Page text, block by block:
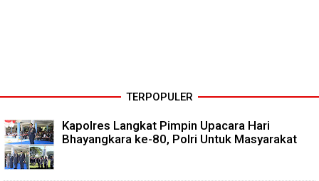
TERPOPULER
Kapolres Langkat Pimpin Upacara Hari
Bhayangkara ke-80, Polri Untuk Masyarakat